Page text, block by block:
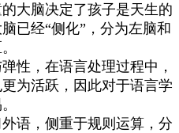
大脑决定了孩子是天生的
已经“侧化”，分为左脑和
性，在语言处理过程中，
为活跃，因此对于语言学
语，侧重于规则运算，分